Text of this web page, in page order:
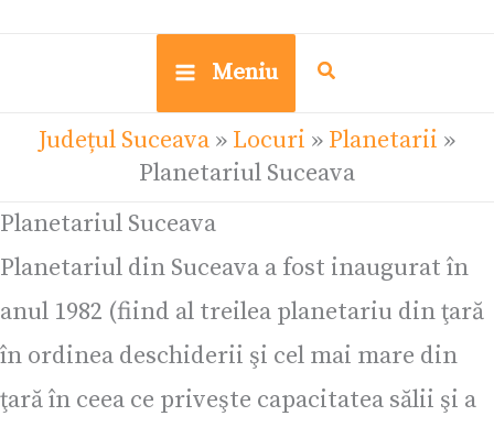
Meniu
Județul Suceava » Locuri » Planetarii »
Planetariul Suceava
Planetariul Suceava
Planetariul din Suceava a fost inaugurat în
anul 1982 (fiind al treilea planetariu din ţară
în ordinea deschiderii şi cel mai mare din
ţară în ceea ce priveşte capacitatea sălii şi a